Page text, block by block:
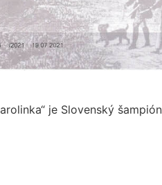
je Slovenský